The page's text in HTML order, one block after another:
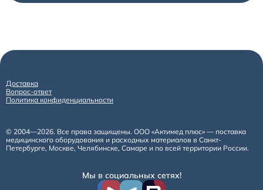
Доставка
Вопрос-ответ
Политика конфиденциальности
© 2004—2026. Все права защищены. ООО «Актимед плюс» — поставка
медицинского оборудования и расходных материалов в Санкт-
Петербурге, Москве, Челябинске, Самаре и по всей территории России.
Мы в социальных сетях!